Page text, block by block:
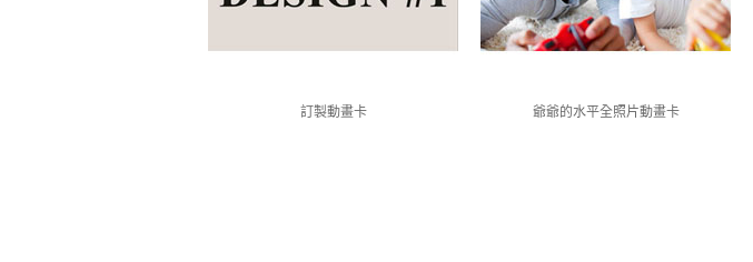
訂製動畫卡 爺爺的水平全照片動畫卡